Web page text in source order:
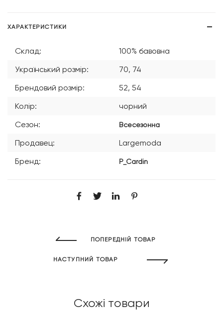
ХАРАКТЕРИСТИКИ
Склад:
100% бавовна
Український розмір:
70, 74
Брендовий розмір:
52, 54
Колір:
чорний
Сезон:
Всесезонна
Продавец:
Largemoda
Бренд:
P_Cardin
ПОПЕРЕДНІЙ ТОВАР
НАСТУПНИЙ ТОВАР
Схожі товари